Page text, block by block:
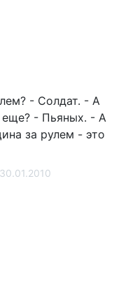
- Солдат. - А
- Пьяных. - А
за рулем - это
30.01.2010